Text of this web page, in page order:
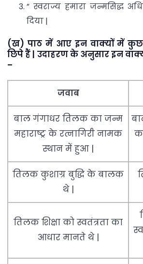
” स्वराज्य हमारा जन्मसिद्ध
दिया |
(ख) पाठ में आए इन वाक्यों में
छिपे हैं | उदाहरण के अनुसार इन
–
जवाब
बाल गंगाधर तिलक का जन्म
महाराष्ट्र के रत्नागिरी नामक
स्थान में हुआ |
तिलक कुशाग्र बुद्धि के बालक
थे |
तिलक शिक्षा को स्वतंत्रता का
आधार मानते थे |